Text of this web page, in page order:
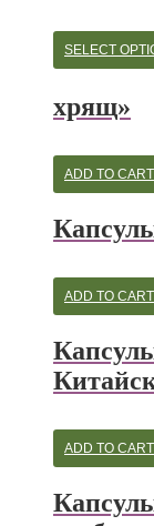
SELECT
хрящ»
ADD TO CART
ADD TO CART
ADD TO CART